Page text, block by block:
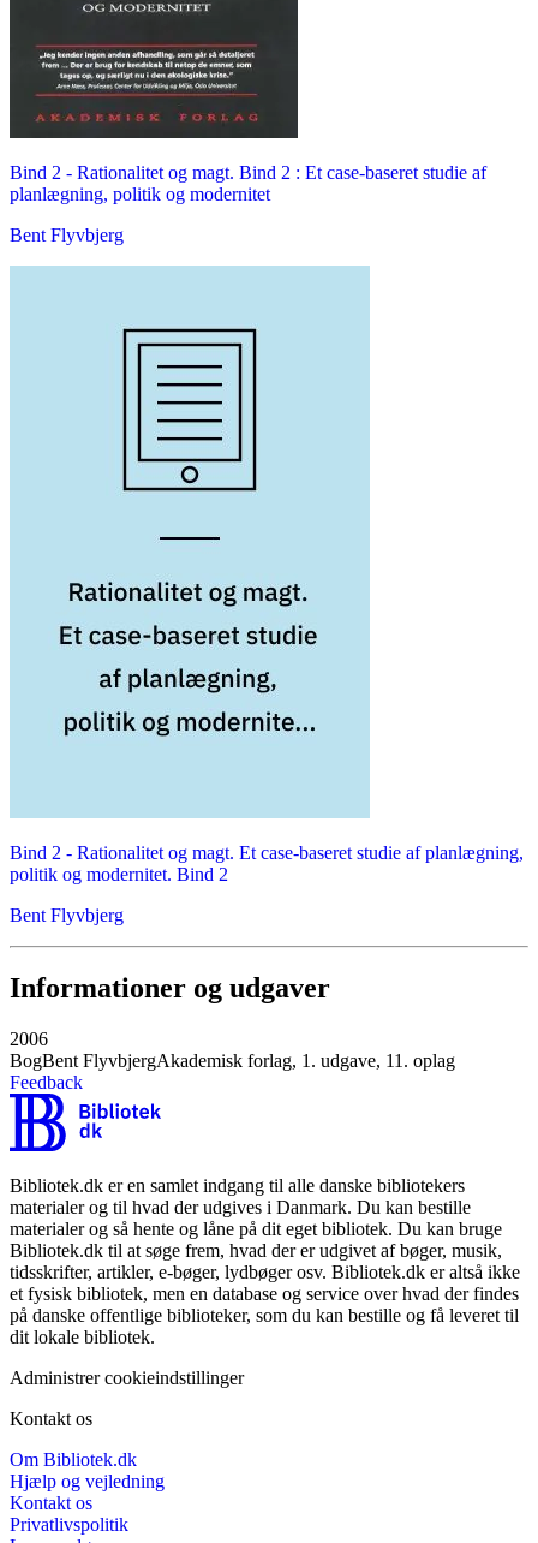
Bind 2 - Rationalitet og magt. Bind 2 : Et case-baseret studie af
planlægning, politik og modernitet
Bent Flyvbjerg
Bind 2 - Rationalitet og magt. Et case-baseret studie af planlægning,
politik og modernitet. Bind 2
Bent Flyvbjerg
Informationer og udgaver
2006
BogBent FlyvbjergAkademisk forlag, 1. udgave, 11. oplag
Feedback
Bibliotek.dk er en samlet indgang til alle danske bibliotekers
materialer og til hvad der udgives i Danmark. Du kan bestille
materialer og så hente og låne på dit eget bibliotek. Du kan bruge
Bibliotek.dk til at søge frem, hvad der er udgivet af bøger, musik,
tidsskrifter, artikler, e-bøger, lydbøger osv. Bibliotek.dk er altså ikke
et fysisk bibliotek, men en database og service over hvad der findes
på danske offentlige biblioteker, som du kan bestille og få leveret til
dit lokale bibliotek.
Administrer cookieindstillinger
Kontakt os
Om Bibliotek.dk
Hjælp og vejledning
Kontakt os
Privatlivspolitik